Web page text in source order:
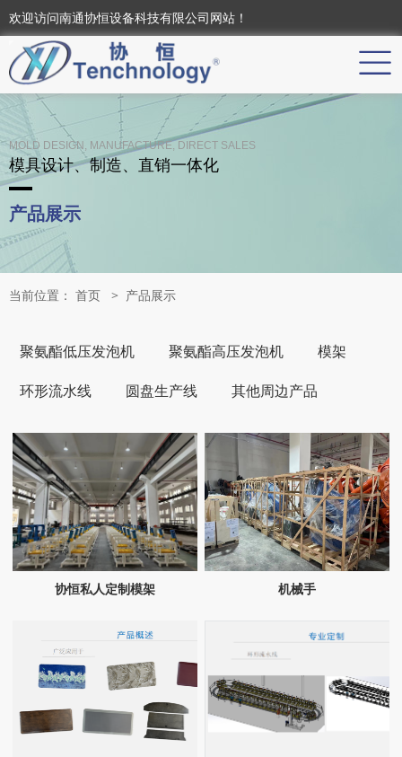
欢迎访问南通协恒设备科技有限公司网站！
MOLD DESIGN, MANUFACTURE, DIRECT SALES
模具设计、制造、直销一体化
产品展示
当前位置： 首页 > 产品展示
聚氨酯低压发泡机 聚氨酯高压发泡机
模架
环形流水线
圆盘生产线 其他周边产品
协恒私人定制模架 机械手